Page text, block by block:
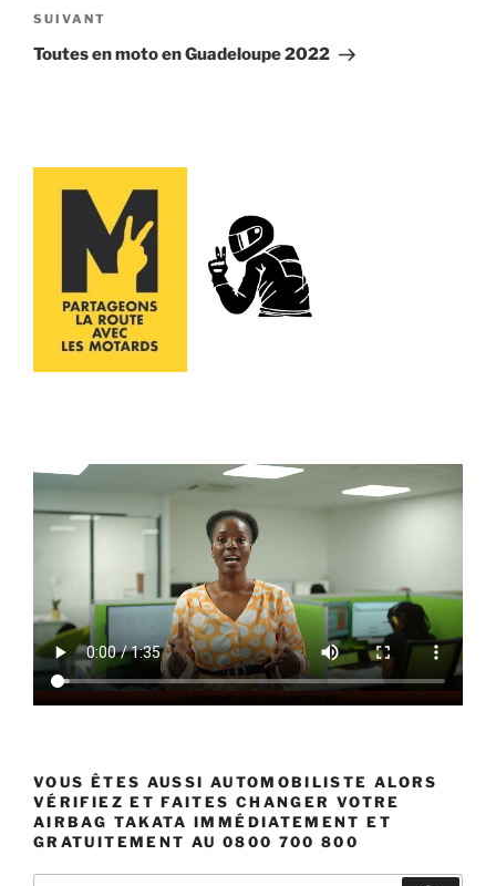
Article
suivant
SUIVANT
Toutes en moto en Guadeloupe 2022
VOUS ÊTES AUSSI AUTOMOBILISTE ALORS
VÉRIFIEZ ET FAITES CHANGER VOTRE
AIRBAG TAKATA IMMÉDIATEMENT ET
GRATUITEMENT AU 0800 700 800